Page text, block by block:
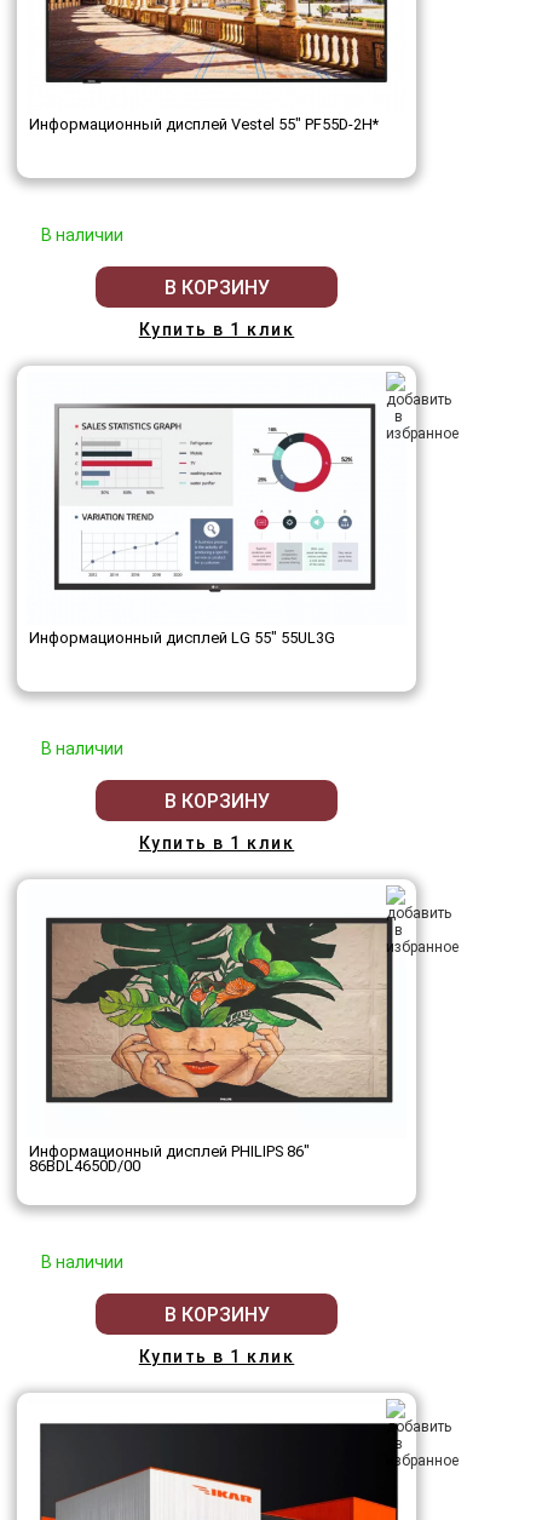
Информационный дисплей Vestel 55" PF55D-2H*
В наличии
В КОРЗИНУ
Купить в 1 клик
Информационный дисплей LG 55" 55UL3G
В наличии
В КОРЗИНУ
Купить в 1 клик
Информационный дисплей PHILIPS 86"
86BDL4650D/00
В наличии
В КОРЗИНУ
Купить в 1 клик